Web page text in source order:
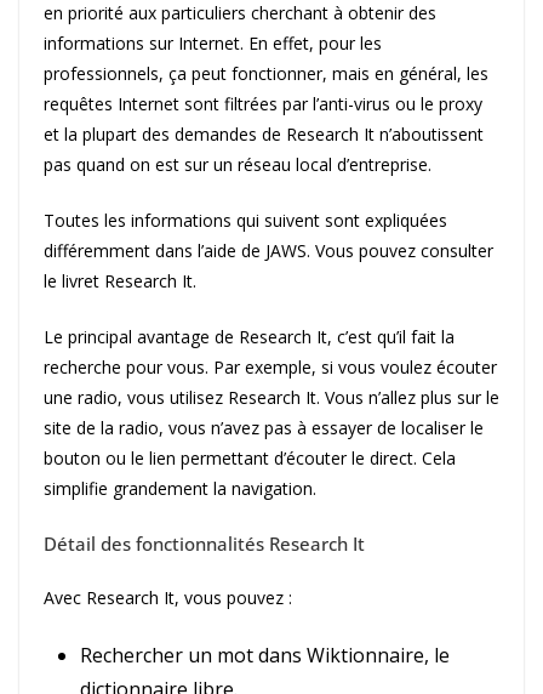
en priorité aux particuliers cherchant à obtenir des
informations sur Internet. En effet, pour les
professionnels, ça peut fonctionner, mais en général, les
requêtes Internet sont filtrées par l’anti-virus ou le proxy
et la plupart des demandes de Research It n’aboutissent
pas quand on est sur un réseau local d’entreprise.
Toutes les informations qui suivent sont expliquées
différemment dans l’aide de JAWS. Vous pouvez consulter
le livret Research It.
Le principal avantage de Research It, c’est qu’il fait la
recherche pour vous. Par exemple, si vous voulez écouter
une radio, vous utilisez Research It. Vous n’allez plus sur le
site de la radio, vous n’avez pas à essayer de localiser le
bouton ou le lien permettant d’écouter le direct. Cela
simplifie grandement la navigation.
Détail des fonctionnalités Research It
Avec Research It, vous pouvez :
Rechercher un mot dans Wiktionnaire, le